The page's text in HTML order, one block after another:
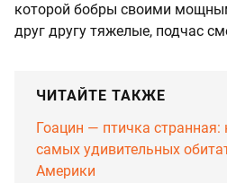
которой бобры своими
друг другу тяжелые, подчас
ЧИТАЙТЕ ТАКЖЕ
Гоацин — птичка странная:
самых удивительных
Америки